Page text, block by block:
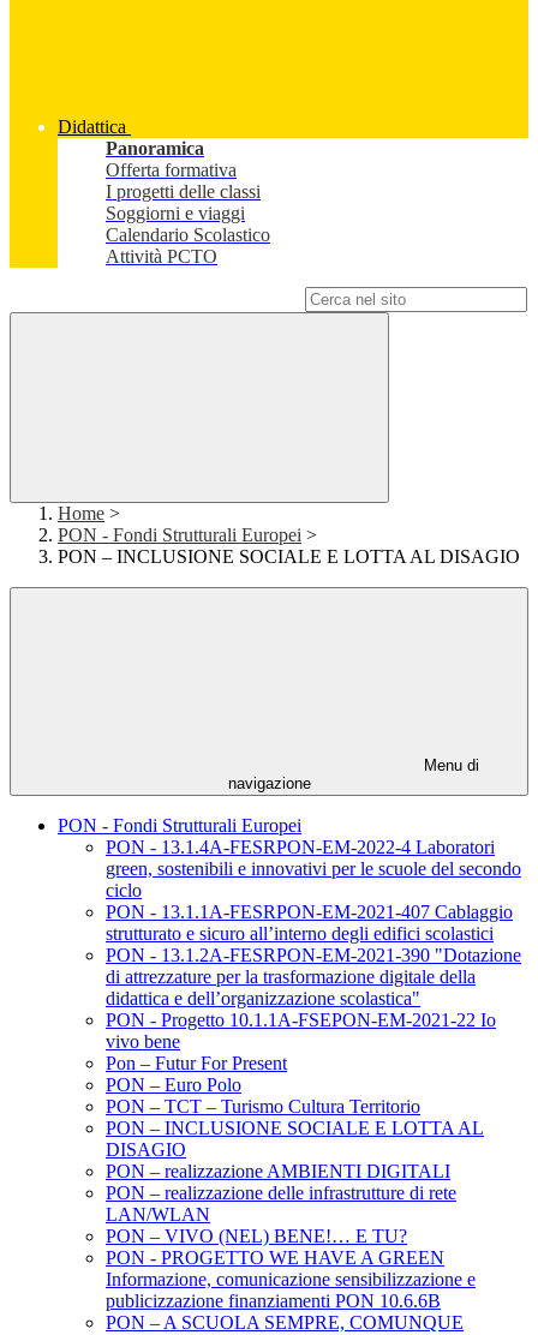
Didattica
Panoramica
Offerta formativa
I progetti delle classi
Soggiorni e viaggi
Calendario Scolastico
Attività PCTO
Home >
PON - Fondi Strutturali Europei >
PON – INCLUSIONE SOCIALE E LOTTA AL DISAGIO
Menu di
navigazione
PON - Fondi Strutturali Europei
PON - 13.1.4A-FESRPON-EM-2022-4 Laboratori
green, sostenibili e innovativi per le scuole del secondo
ciclo
PON - 13.1.1A-FESRPON-EM-2021-407 Cablaggio
strutturato e sicuro all’interno degli edifici scolastici
PON - 13.1.2A-FESRPON-EM-2021-390 "Dotazione
di attrezzature per la trasformazione digitale della
didattica e dell’organizzazione scolastica"
PON - Progetto 10.1.1A-FSEPON-EM-2021-22 Io
vivo bene
Pon – Futur For Present
PON – Euro Polo
PON – TCT – Turismo Cultura Territorio
PON – INCLUSIONE SOCIALE E LOTTA AL
DISAGIO
PON – realizzazione AMBIENTI DIGITALI
PON – realizzazione delle infrastrutture di rete
LAN/WLAN
PON – VIVO (NEL) BENE!… E TU?
PON - PROGETTO WE HAVE A GREEN
Informazione, comunicazione sensibilizzazione e
publicizzazione finanziamenti PON 10.6.6B
PON – A SCUOLA SEMPRE, COMUNQUE